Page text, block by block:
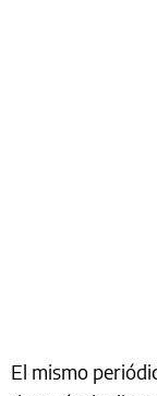
El mismo